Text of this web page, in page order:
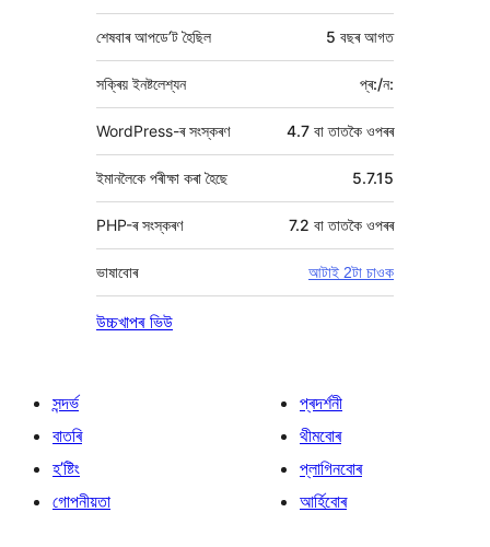
5 বছৰআগত
শেষবাৰ আপডে’ট হৈছিল
সক্ৰিয় ইনষ্টলেশ্যন প্ৰ:/ন:
WordPress-ৰ সংস্কৰণ 4.7 বা তাতকৈ ওপৰৰ
ইমানলৈকে পৰীক্ষা কৰা হৈছে 5.7.15
PHP-ৰ সংস্কৰণ 7.2 বা তাতকৈ ওপৰৰ
ভাষাবোৰ আটাই 2টা চাওক
উচ্চখাপৰ ভিউ
সন্দৰ্ভ
বাতৰি
হ’ষ্টিং
গোপনীয়তা
প্ৰদৰ্শনী
থীমবোৰ
প্লাগিনবোৰ
আৰ্হিবোৰ